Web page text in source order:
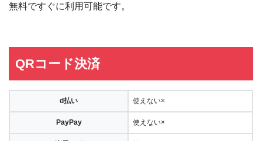
無料ですぐに利用可能です。
QRコード決済
d払い 使えない×
PayPay 使えない×